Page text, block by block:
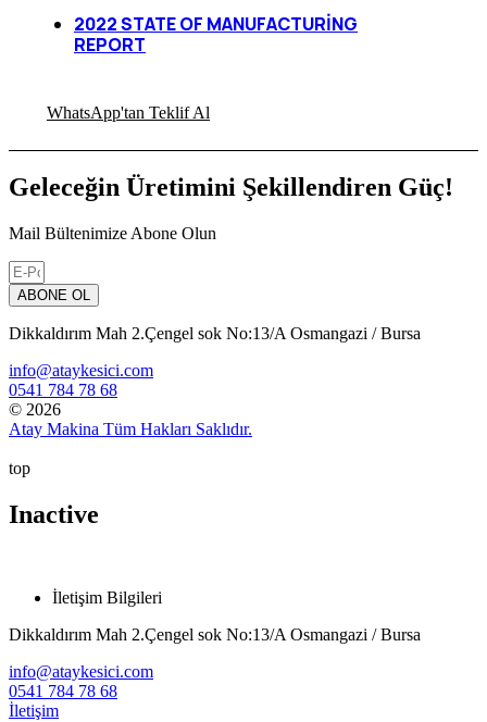
2022 STATE OF MANUFACTURING
REPORT
WhatsApp'tan Teklif Al
Geleceğin Üretimini Şekillendiren Güç!
Mail Bültenimize Abone Olun
ABONE OL
Dikkaldırım Mah 2.Çengel sok No:13/A Osmangazi / Bursa
info@ataykesici.com
0541 784 78 68
© 2026
Atay Makina Tüm Hakları Saklıdır.
top
Inactive
İletişim Bilgileri
Dikkaldırım Mah 2.Çengel sok No:13/A Osmangazi / Bursa
info@ataykesici.com
0541 784 78 68
İletişim